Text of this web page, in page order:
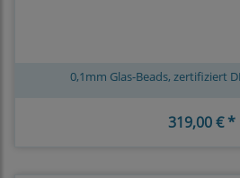
0,1mm Glas-Beads, zertifiziert
319,00 € *